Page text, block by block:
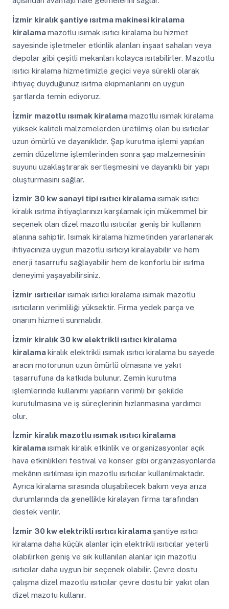
İzmir kiralık şantiye ısıtma makinesi kiralama
kiralamamazotlu ısımak ısıtıcı kiralama bu hizmet
sayesinde işletmeler etkinlik alanları inşaat sahaları veya
depolar gibi çeşitli mekanları kolayca ısıtabilirler. Mazotlu
ısıtıcı kiralama hizmetimizle geçici veya sürekli olarak
ihtiyaç duyduğunuz ısıtma ekipmanlarını en uygun
şartlarda temin ediyoruz.
İzmir mazotlu ısımak kiralamamazotlu ısımak kiralama
yüksek kaliteli malzemelerden üretilmiş olan bu ısıtıcılar
uzun ömürlü ve dayanıklıdır. Şap kurutma işlemi yapılan
zemin düzeltme işlemlerinden sonra şap malzemesinin
suyunu uzaklaştırarak sertleşmesini ve dayanıklı bir yapı
oluşturmasını sağlar.
İzmir 30 kw sanayi tipi ısıtıcı kiralamaısımak ısıtıcı
kiralık ısıtma ihtiyaçlarınızı karşılamak için mükemmel bir
seçenek olan dizel mazotlu ısıtıcılar geniş bir kullanım
alanına sahiptir. Isımak kiralama hizmetinden yararlanarak
ihtiyacınıza uygun mazotlu ısıtıcıyı kiralayabilir ve hem
enerji tasarrufu sağlayabilir hem de konforlu bir ısıtma
deneyimi yaşayabilirsiniz.
İzmir ısıtıcılar ısımak ısıtıcı kiralama ısımak mazotlu
ısıtıcıların verimliliği yüksektir. Firma yedek parça ve
onarım hizmeti sunmalıdır.
İzmir kiralık 30 kw elektrikli ısıtıcı kiralama
kiralamakiralık elektrikli ısımak ısıtıcı kiralama bu sayede
aracın motorunun uzun ömürlü olmasına ve yakıt
tasarrufuna da katkıda bulunur. Zemin kurutma
işlemlerinde kullanımı yapıların verimli bir şekilde
kurutulmasına ve iş süreçlerinin hızlanmasına yardımcı
olur.
İzmir kiralık mazotlu ısımak ısıtıcı kiralama
kiralamaısımak kiralık etkinlik ve organizasyonlar açık
hava etkinlikleri festival ve konser gibi organizasyonlarda
mekânın ısıtılması için mazotlu ısıtıcılar kullanılmaktadır.
Ayrıca kiralama sırasında oluşabilecek bakım veya arıza
durumlarında da genellikle kiralayan firma tarafından
destek verilir.
İzmir 30 kw elektrikli ısıtıcı kiralama şantiye ısıtıcı
kiralama daha küçük alanlar için elektrikli ısıtıcılar yeterli
olabilirken geniş ve sık kullanılan alanlar için mazotlu
ısıtıcılar daha uygun bir seçenek olabilir. Çevre dostu
çalışma dizel mazotlu ısıtıcılar çevre dostu bir yakıt olan
dizel mazotu kullanır.